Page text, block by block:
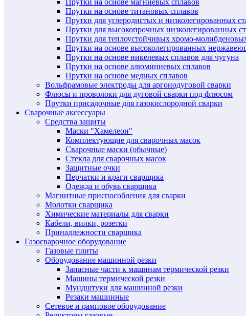
Прутки на основе титановых сплавов
Прутки для углеродистых и низколегированных
Прутки для высокопрочных низколегированных
Прутки для теплоустойчивых хромо-
Прутки на основе высоколегированных
Прутки на основе никелевых сплавов для чугуна
Прутки на основе алюминиевых сплавов
Прутки на основе медных сплавов
Вольфрамовые электроды для аргонодуговой сварки
Флюсы и проволоки для дуговой сварки под флюсом
Прутки присадочные для газокислородной сварки
Сварочные аксессуары
Средства защиты
Маски "Хамелеон"
Комплектующие для сварочных масок
Сварочные маски (обычные)
Стекла для сварочных масок
Защитные очки
Перчатки и краги сварщика
Одежда и обувь сварщика
Магнитные приспособления для сварки
Молотки сварщика
Химические материалы для сварки
Кабели, вилки, розетки
Принадлежности сварщика
Газосварочное оборудование
Газовые плиты
Оборудование машинной резки
Запасные части к машинам термической резки
Машины термической резки
Мундштуки для машинной резки
Резаки машинные
Сетевое и рамповое оборудование